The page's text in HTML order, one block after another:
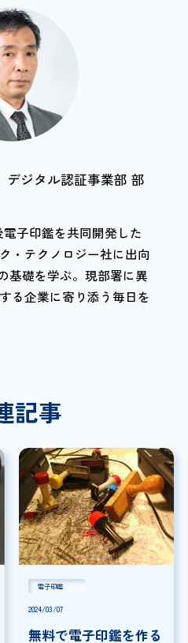
ジタル認証事業部 部
子印鑑を共同開発した
・テクノロジー社に出向
基礎を学ぶ。現部署に異
る企業に寄り添う毎日を
記事
電子印鑑
2024/03/07
無料で電子印鑑を作る